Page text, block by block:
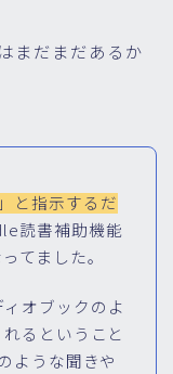
まだまだあるか
と指示するだ
読書補助機能
てました。
オブックのよ
るということ
ような聞きや